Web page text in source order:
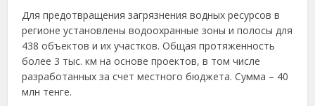
Для предотвращения загрязнения водных ресурсов в
регионе установлены водоохранные зоны и полосы для
438 объектов и их участков. Общая протяженность
более 3 тыс. км на основе проектов, в том числе
разработанных за счет местного бюджета. Сумма – 40
млн тенге.